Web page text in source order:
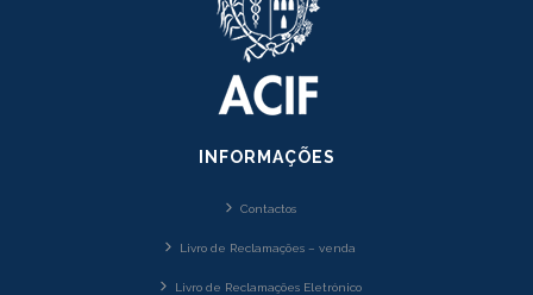
INFORMAÇÕES
Contactos
Livro de Reclamações – venda
Livro de Reclamações Eletrónico